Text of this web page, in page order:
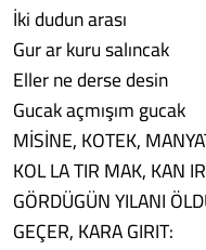
İki dudun arası
Gur ar kuru salıncak
Eller ne derse desin
Gucak açmışım gucak
MİSİNE, KOTEK,
KOL LA TIR MAK, KAN
GÖRDÜGÜN YILANI
GEÇER, KARA GIRIT: